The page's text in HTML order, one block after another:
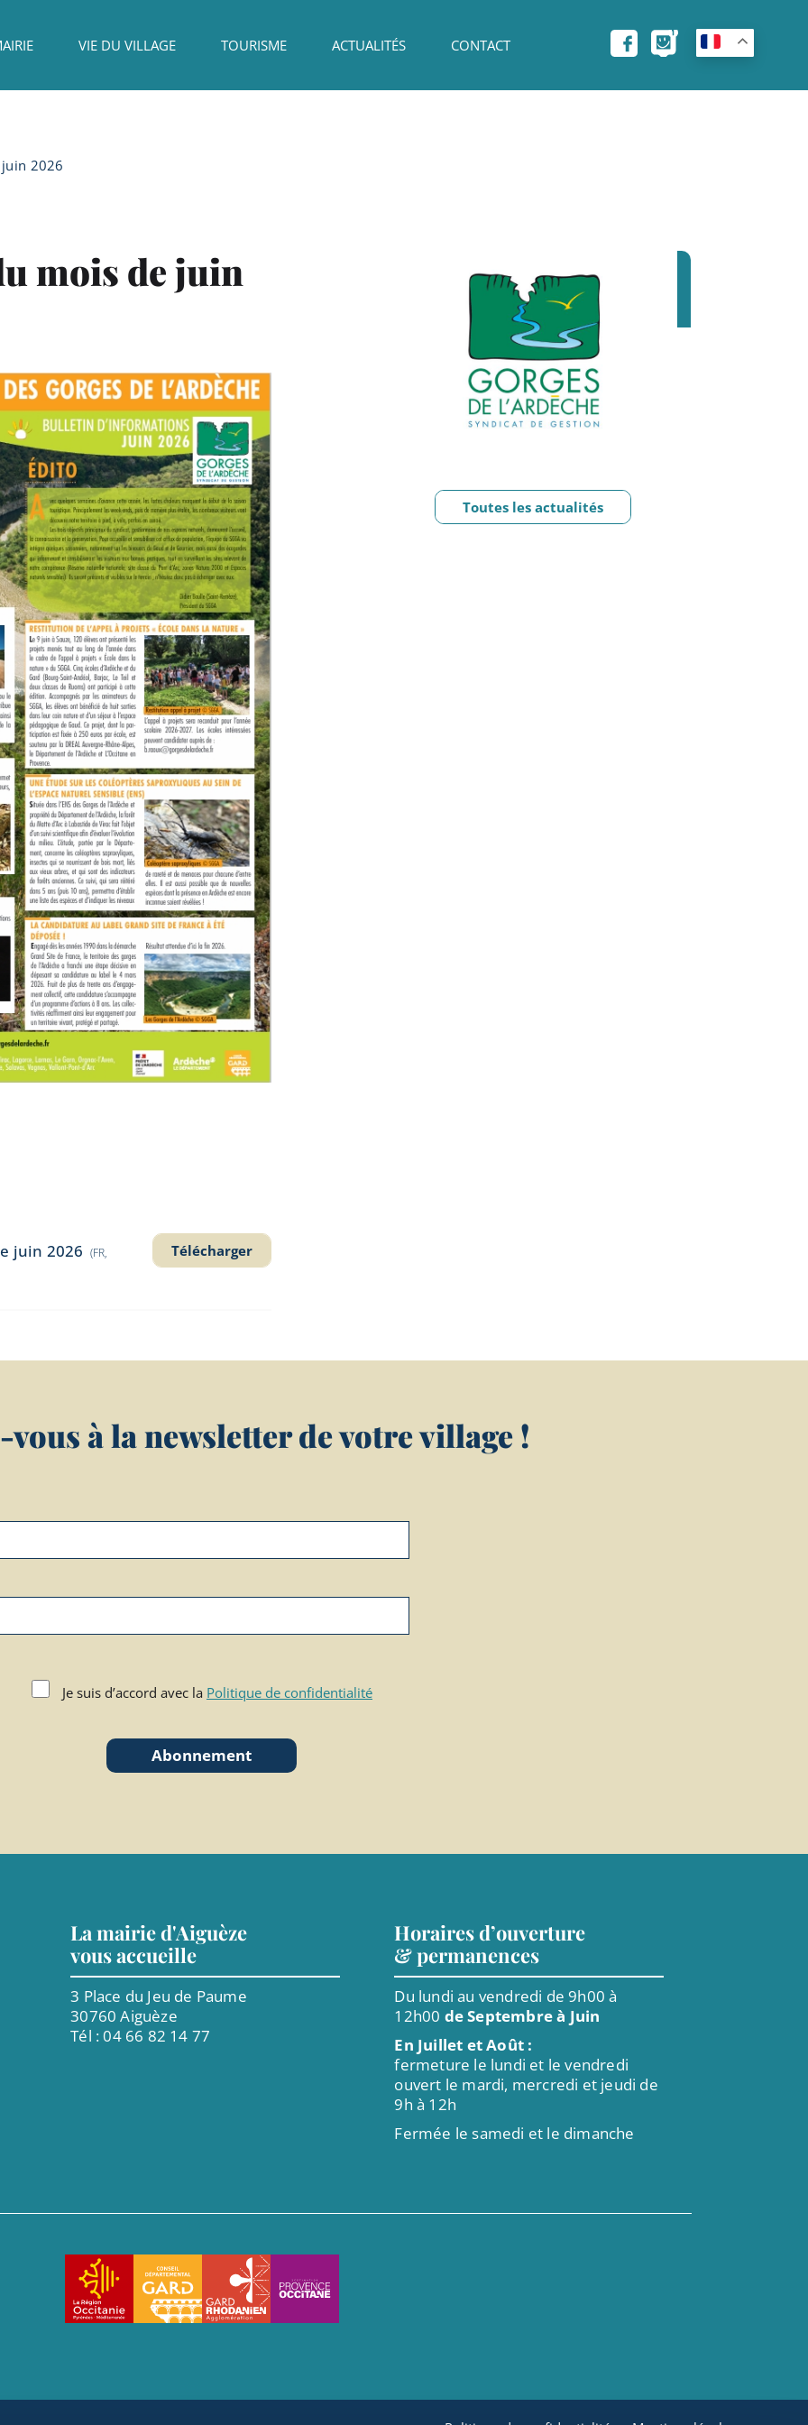
VIE DU VILLAGE TOURISME ACTUALITÉS CONTACT
2026
mois de juin
juin 2026 (FR, Télécharger
Toutes les actualités
à la newsletter de votre village !
Je suis d’accord avec la Politique de confidentialité
Abonnement
La mairie d'Aiguèze
vous accueille
3 Place du Jeu de Paume
30760 Aiguèze
Tél : 04 66 82 14 77
Horaires d’ouverture
& permanences
Du lundi au vendredi de 9h00 à
12h00 de Septembre à Juin
En Juillet et Août :
fermeture le lundi et le vendredi
ouvert le mardi, mercredi et jeudi de
9h à 12h
Fermée le samedi et le dimanche